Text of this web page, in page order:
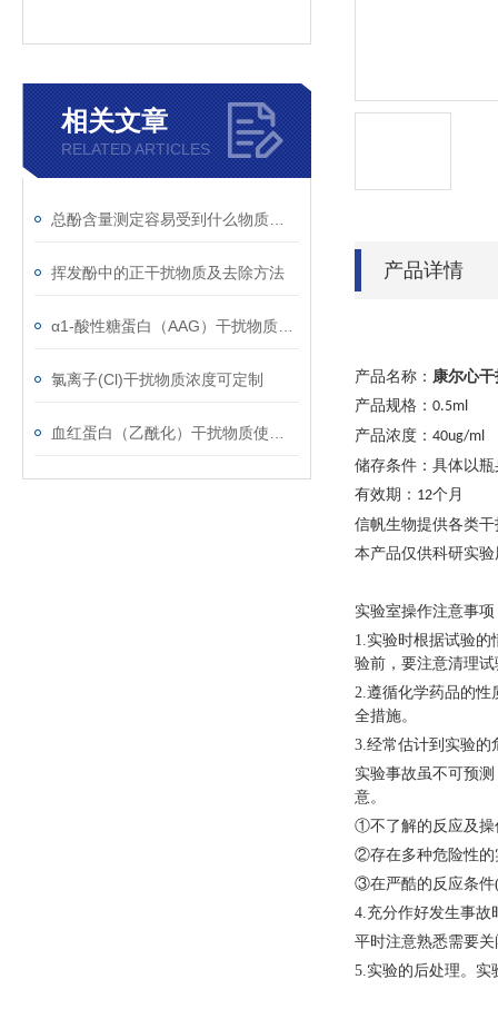
相关文章
RELATED ARTICLES
挥发酚中的正干扰物质及去除方法
氯离子(Cl)干扰物质浓度可定制
产品详情
产品名称： 康尔心
产品规格： 0.5ml
产品浓度： 40ug/ml
储存条件：具体以
有效期： 12个月
信帆生物提供各类
本产品仅供科研实
实验室操作注意事项
1.实验时根据试验
验前，要注意清理
2.遵循化学药品的性
全措施。
3.经常估计到实验的
实验事故虽不可预
意。
①不了解的反应及操
②存在多种危险性的
③在严酷的反应条件
4.充分作好发生事故
平时注意熟悉需要
5.实验的后处理。实